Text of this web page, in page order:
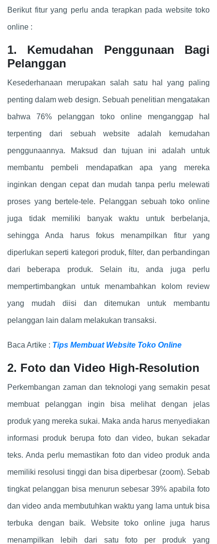
Berikut fitur yang perlu anda terapkan pada website toko
online :
1. Kemudahan Penggunaan Bagi
Pelanggan
Kesederhanaan merupakan salah satu hal yang paling
penting dalam web design. Sebuah penelitian mengatakan
bahwa 76% pelanggan toko online menganggap hal
terpenting dari sebuah website adalah kemudahan
penggunaannya. Maksud dan tujuan ini adalah untuk
membantu pembeli mendapatkan apa yang mereka
inginkan dengan cepat dan mudah tanpa perlu melewati
proses yang bertele-tele. Pelanggan sebuah toko online
juga tidak memiliki banyak waktu untuk berbelanja,
sehingga Anda harus fokus menampilkan fitur yang
diperlukan seperti kategori produk, filter, dan perbandingan
dari beberapa produk. Selain itu, anda juga perlu
mempertimbangkan untuk menambahkan kolom review
yang mudah diisi dan ditemukan untuk membantu
pelanggan lain dalam melakukan transaksi.
Baca Artike : Tips Membuat Website Toko Online
2. Foto dan Video High-Resolution
Perkembangan zaman dan teknologi yang semakin pesat
membuat pelanggan ingin bisa melihat dengan jelas
produk yang mereka sukai. Maka anda harus menyediakan
informasi produk berupa foto dan video, bukan sekadar
teks. Anda perlu memastikan foto dan video produk anda
memiliki resolusi tinggi dan bisa diperbesar (zoom). Sebab
tingkat pelanggan bisa menurun sebesar 39% apabila foto
dan video anda membutuhkan waktu yang lama untuk bisa
terbuka dengan baik. Website toko online juga harus
menampilkan lebih dari satu foto per produk yang